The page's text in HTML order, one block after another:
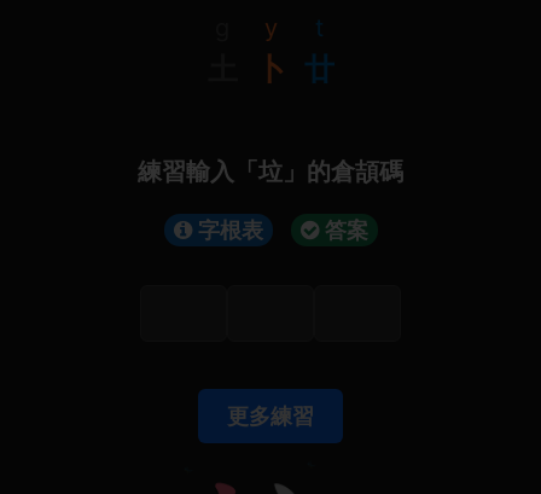
y
卜
t
廿
練習輸入「垃」的倉頡碼
字根表 答案
更多練習